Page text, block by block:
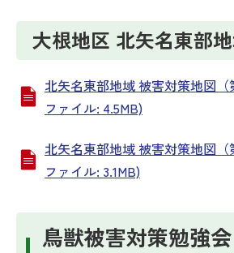
大根地区 北矢名東部
北矢名東部地域 被害対策地図（
ファイル: 4.5MB)
北矢名東部地域 被害対策地図
ファイル: 3.1MB)
鳥獣被害対策勉強会